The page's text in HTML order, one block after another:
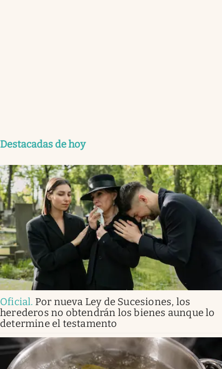
Destacadas de hoy
Oficial. Por nueva Ley de Sucesiones, los
herederos no obtendrán los bienes aunque lo
determine el testamento